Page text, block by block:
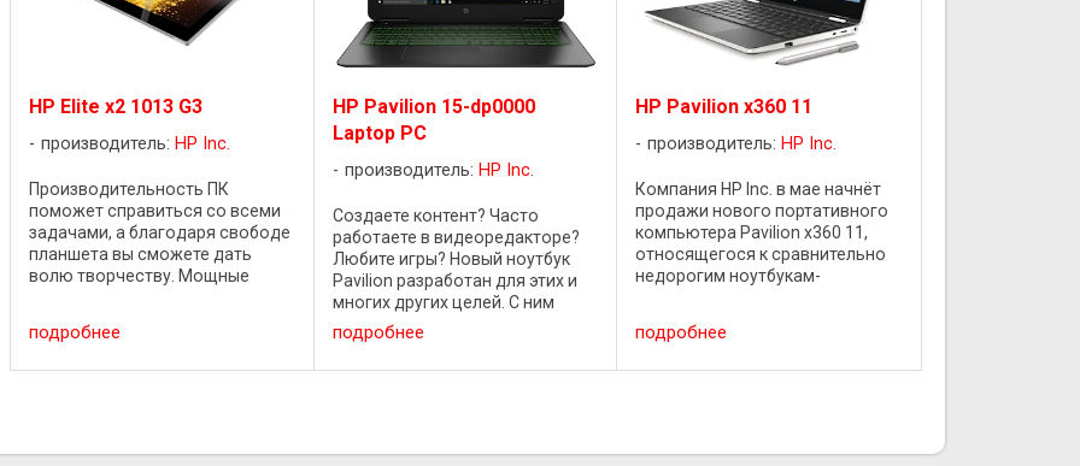
HP Elite x2 1013 G3
производитель: HP Inc.
Производительность ПК
поможет справиться со всеми
задачами, а благодаря свободе
планшета вы сможете дать
волю творчеству. Мощные
работу профессиональных
приложений, а мобильность
подробнее
HP Pavilion 15-dp0000
Laptop PC
производитель: HP Inc.
Создаете контент? Часто
работаете в видеоредакторе?
Любите игры? Новый ноутбук
Pavilion разработан для этих и
многих других целей. С ним
проблемы с
производительностью уйдут в
прошлое и вы сможете
подробнее
HP Pavilion x360 11
производитель: HP Inc.
Компания HP Inc. в мае начнёт
продажи нового портативного
компьютера Pavilion x360 11,
относящегося к сравнительно
недорогим ноутбукам-
дисплеем. Экран имеет размер
11,6 дюйма по диагонали и
подробнее